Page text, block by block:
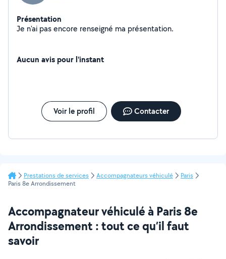
Présentation
Je n'ai pas encore renseigné ma présentation.
Aucun avis pour l'instant
Voir le profil Contacter
Prestations de services Accompagnateurs véhiculé
Paris
Paris 8e Arrondissement
Accompagnateur véhiculé à Paris 8e
Arrondissement : tout ce qu’il faut
savoir